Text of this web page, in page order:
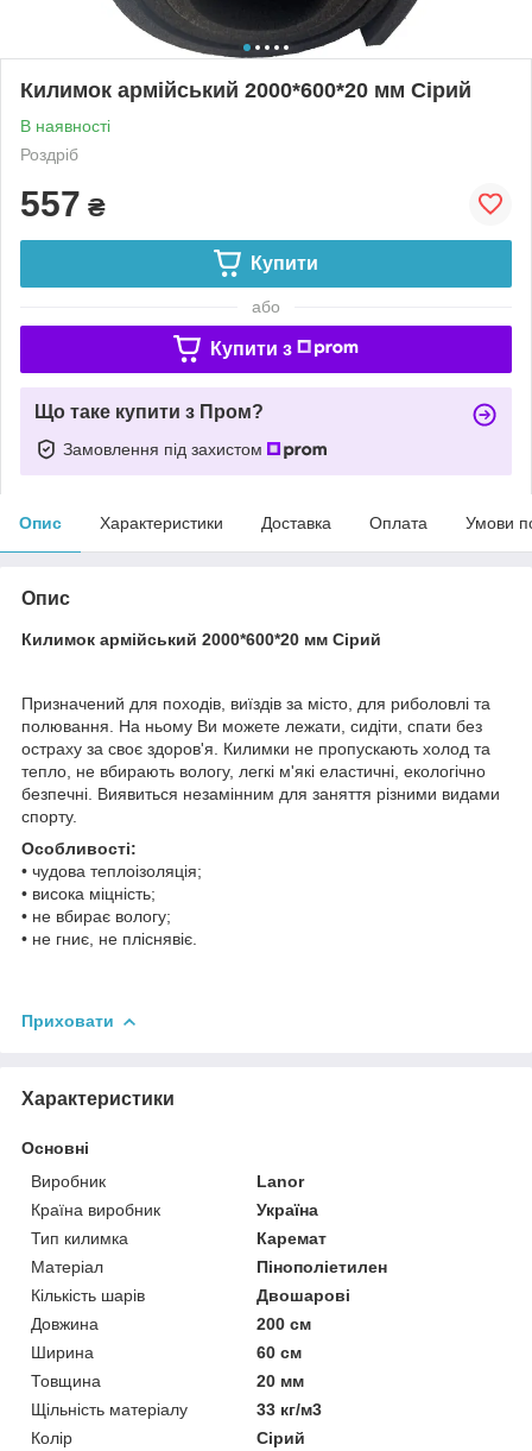
Килимок армійський 2000*600*20 мм Сірий
В наявності
Роздріб
557 ₴
Купити
або
Купити з
Що таке купити з Пром?
Замовлення під захистом
Опис Характеристики Доставка Оплата Умови
Опис
Килимок армійський 2000*600*20 мм Сірий
Призначений для походів, виїздів за місто, для риболовлі та
полювання. На ньому Ви можете лежати, сидіти, спати без
остраху за своє здоров'я. Килимки не пропускають холод та
тепло, не вбирають вологу, легкі м'які еластичні, екологічно
безпечні. Виявиться незамінним для заняття різними видами
спорту.
Особливості:
• чудова теплоізоляція;
• висока міцність;
• не вбирає вологу;
• не гниє, не пліснявіє.
Приховати
Характеристики
Основні
Виробник
Lanor
Країна виробник
Україна
Тип килимка
Каремат
Матеріал
Пінополіетилен
Кількість шарів
Двошарові
Довжина
200 см
Ширина
60 см
Товщина
20 мм
Щільність матеріалу
33 кг/м3
Колір
Сірий